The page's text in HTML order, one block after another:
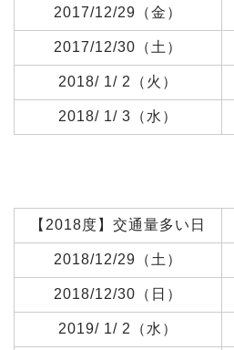
2017/12/29（金）
2017/12/30（土）
2018/ 1/ 2（火）
2018/ 1/ 3（水）
【2018度】交通量多い日
2018/12/29（土）
2018/12/30（日）
2019/ 1/ 2（水）